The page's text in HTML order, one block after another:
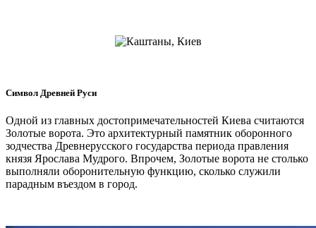
Символ Древней Руси
Одной из главных достопримечательностей Киева считаются
Золотые ворота. Это архитектурный памятник оборонного
зодчества Древнерусского государства периода правления
князя Ярослава Мудрого. Впрочем, Золотые ворота не столько
выполняли оборонительную функцию, сколько служили
парадным въездом в город.